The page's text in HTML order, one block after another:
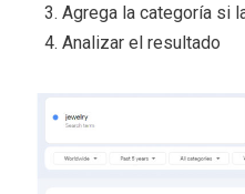
Agrega la categoría si
Analizar el resultado